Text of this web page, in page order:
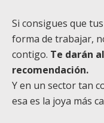
Si consigues que
forma de trabajar,
contigo. Te darán
recomendación.
Y en un sector tan
esa es la joya más